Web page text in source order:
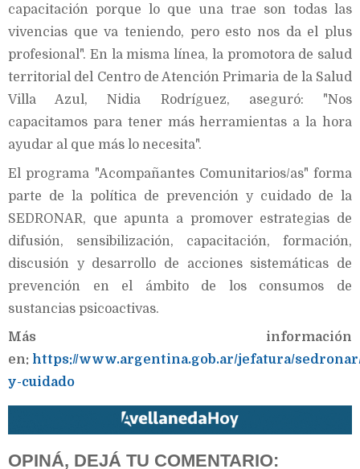
capacitación porque lo que una trae son todas las
vivencias que va teniendo, pero esto nos da el plus
profesional". En la misma línea, la promotora de salud
territorial del Centro de Atención Primaria de la Salud
Villa Azul, Nidia Rodríguez, aseguró: "Nos
capacitamos para tener más herramientas a la hora
ayudar al que más lo necesita".
El programa "Acompañantes Comunitarios/as" forma
parte de la política de prevención y cuidado de la
SEDRONAR, que apunta a promover estrategias de
difusión, sensibilización, capacitación, formación,
discusión y desarrollo de acciones sistemáticas de
prevención en el ámbito de los consumos de
sustancias psicoactivas.
Más información
en: https://www.argentina.gob.ar/jefatura/
y-cuidado
OPINÁ, DEJÁ TU COMENTARIO: